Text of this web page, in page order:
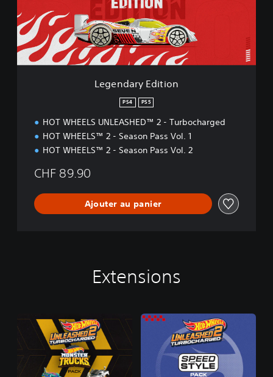
r
y
d
i
Legendary Edition
PS4 PS5
HOT WHEELS UNLEASHED™ 2 - Turbocharged
HOT WHEELS™ 2 - Season Pass Vol. 1
HOT WHEELS™ 2 - Season Pass Vol. 2
CHF 89.90
Ajouter au panier
Extensions